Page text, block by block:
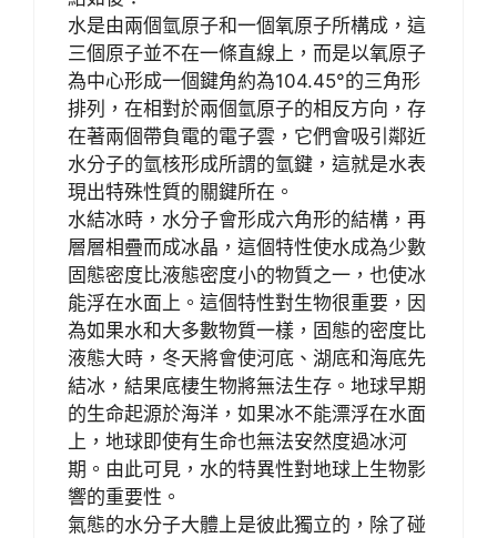
水是由兩個氫原子和一個氧原子所構成，這
三個原子並不在一條直線上，而是以氧原子
為中心形成一個鍵角約為104.45°的三角形
排列，在相對於兩個氫原子的相反方向，存
在著兩個帶負電的電子雲，它們會吸引鄰近
水分子的氫核形成所謂的氫鍵，這就是水表
現出特殊性質的關鍵所在。
水結冰時，水分子會形成六角形的結構，再
層層相疊而成冰晶，這個特性使水成為少數
固態密度比液態密度小的物質之一，也使冰
能浮在水面上。這個特性對生物很重要，因
為如果水和大多數物質一樣，固態的密度比
液態大時，冬天將會使河底、湖底和海底先
結冰，結果底棲生物將無法生存。地球早期
的生命起源於海洋，如果冰不能漂浮在水面
上，地球即使有生命也無法安然度過冰河
期。由此可見，水的特異性對地球上生物影
響的重要性。
氣態的水分子大體上是彼此獨立的，除了碰